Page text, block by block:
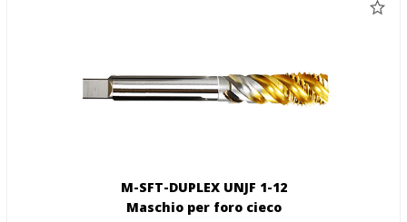
M-SFT-DUPLEX UNJF 1-12
Maschio per foro cieco